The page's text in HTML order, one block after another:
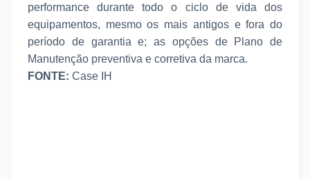
performance durante todo o ciclo de vida dos
equipamentos, mesmo os mais antigos e fora do
período de garantia e; as opções de Plano de
Manutenção preventiva e corretiva da marca.
FONTE: Case IH